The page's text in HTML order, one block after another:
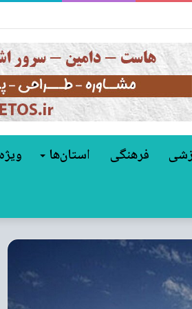
فرهنگی استان‌ها ویژه